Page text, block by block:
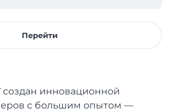
Перейти
создан инновационной
с большим опытом —